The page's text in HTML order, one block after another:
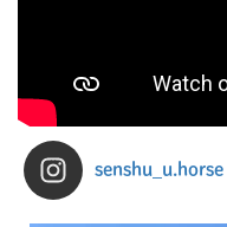
senshu_u.horse